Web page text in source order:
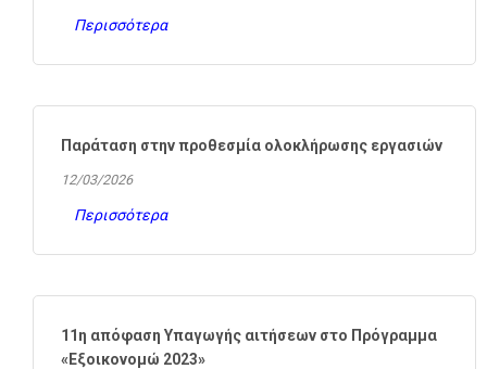
Περισσότερα
Παράταση στην προθεσμία ολοκλήρωσης εργασιών
12/03/2026
Περισσότερα
11η απόφαση Υπαγωγής αιτήσεων στο Πρόγραμμα
«Εξοικονομώ 2023»